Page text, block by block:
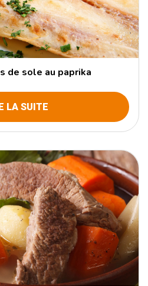
de sole au paprika
LA SUITE